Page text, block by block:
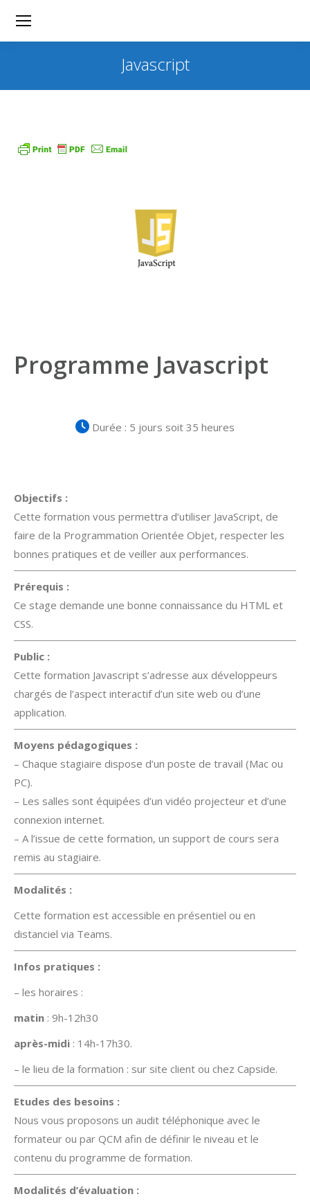
Javascript
Programme Javascript
Durée : 5 jours soit 35 heures
Objectifs :
Cette formation vous permettra d’utiliser JavaScript, de
faire de la Programmation Orientée Objet, respecter les
bonnes pratiques et de veiller aux performances.
Prérequis :
Ce stage demande une bonne connaissance du HTML et
CSS.
Public :
Cette formation Javascript s’adresse aux développeurs
chargés de l’aspect interactif d’un site web ou d’une
application.
Moyens pédagogiques :
– Chaque stagiaire dispose d’un poste de travail (Mac ou
PC).
– Les salles sont équipées d’un vidéo projecteur et d’une
connexion internet.
– A l’issue de cette formation, un support de cours sera
remis au stagiaire.
Modalités :
Cette formation est accessible en présentiel ou en
distanciel via Teams.
Infos pratiques :
– les horaires :
matin : 9h-12h30
après-midi : 14h-17h30.
– le lieu de la formation : sur site client ou chez Capside.
Etudes des besoins :
Nous vous proposons un audit téléphonique avec le
formateur ou par QCM afin de définir le niveau et le
contenu du programme de formation.
Modalités d’évaluation :